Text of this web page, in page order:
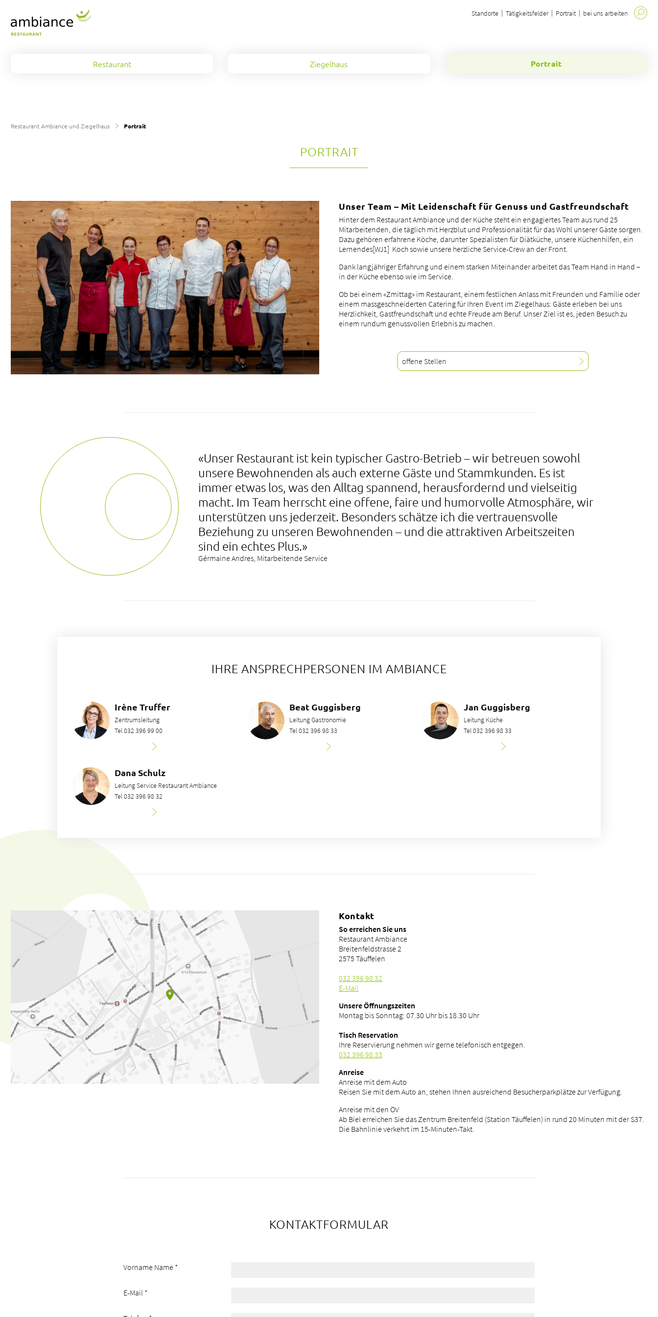
Standorte Tätigkeitsfelder Portrait bei uns arbeiten
Restaurant Ziegelhaus Portrait
Restaurant Ambiance und Ziegelhaus Portrait
PORTRAIT
Unser Team – Mit Leidenschaft für Genuss und Gastfreundschaft
Hinter dem Restaurant Ambiance und der Küche steht ein engagiertes Team aus rund 25
Mitarbeitenden, die täglich mit Herzblut und Professionalität für das Wohl unserer Gäste sorgen.
Dazu gehören erfahrene Köche, darunter Spezialisten für Diätküche, unsere Küchenhilfen, ein
Lernendes[WJ1] Koch sowie unsere herzliche Service-Crew an der Front.
Dank langjähriger Erfahrung und einem starken Miteinander arbeitet das Team Hand in Hand –
in der Küche ebenso wie im Service.
Ob bei einem «Zmittag» im Restaurant, einem festlichen Anlass mit Freunden und Familie oder
einem massgeschneiderten Catering für Ihren Event im Ziegelhaus: Gäste erleben bei uns
Herzlichkeit, Gastfreundschaft und echte Freude am Beruf. Unser Ziel ist es, jeden Besuch zu
einem rundum genussvollen Erlebnis zu machen.
offene Stellen
«Unser Restaurant ist kein typischer Gastro-Betrieb – wir betreuen sowohl
unsere Bewohnenden als auch externe Gäste und Stammkunden. Es ist
immer etwas los, was den Alltag spannend, herausfordernd und vielseitig
macht. Im Team herrscht eine offene, faire und humorvolle Atmosphäre, wir
unterstützen uns jederzeit. Besonders schätze ich die vertrauensvolle
Beziehung zu unseren Bewohnenden – und die attraktiven Arbeitszeiten
sind ein echtes Plus.»
Gérmaine Andres, Mitarbeitende Service
IHRE ANSPRECHPERSONEN IM AMBIANCE
Irène Truffer
Zentrumsleitung
Tel 032 396 99 00
Beat Guggisberg
Leitung Gastronomie
Tel 032 396 98 33
Jan Guggisberg
Leitung Küche
Tel 032 396 98 33
Dana Schulz
Leitung Service Restaurant Ambiance
Tel 032 396 98 32
Kontakt
So erreichen Sie uns
Restaurant Ambiance
Breitenfeldstrasse 2
2575 Täuffelen
032 396 98 32
E-Mail
Unsere Öffnungszeiten
Montag bis Sonntag: 07.30 Uhr bis 18.30 Uhr
Tisch Reservation
Ihre Reservierung nehmen wir gerne telefonisch entgegen.
032 396 98 33
Anreise
Anreise mit dem Auto
Reisen Sie mit dem Auto an, stehen Ihnen ausreichend Besucherparkplätze zur Verfügung.
Anreise mit den ÖV
Ab Biel erreichen Sie das Zentrum Breitenfeld (Station Täuffelen) in rund 20 Minuten mit der S37.
Die Bahnlinie verkehrt im 15-Minuten-Takt.
KONTAKTFORMULAR
Vorname Name *
E-Mail *